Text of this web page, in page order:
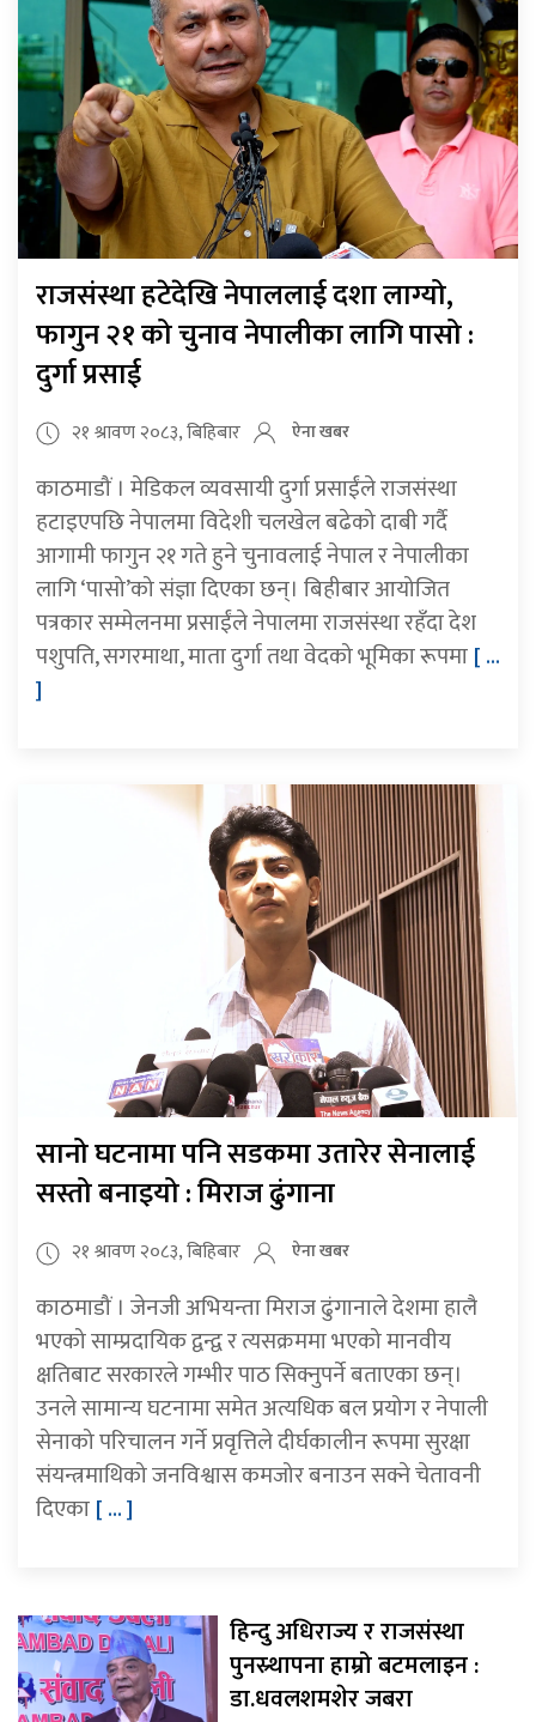
राजसंस्था हटेदेखि नेपाललाई दशा लाग्यो,
फागुन २१ को चुनाव नेपालीका लागि पासो :
दुर्गा प्रसाई
२१ श्रावण २०८३, बिहिबार ऐना खबर
काठमाडौं । मेडिकल व्यवसायी दुर्गा प्रसाईंले राजसंस्था
हटाइएपछि नेपालमा विदेशी चलखेल बढेको दाबी गर्दै
आगामी फागुन २१ गते हुने चुनावलाई नेपाल र नेपालीका
लागि ‘पासो’को संज्ञा दिएका छन्। बिहीबार आयोजित
पत्रकार सम्मेलनमा प्रसाईंले नेपालमा राजसंस्था रहँदा देश
पशुपति, सगरमाथा, माता दुर्गा तथा वेदको भूमिका रूपमा[ ...
]
सानो घटनामा पनि सडकमा उतारेर सेनालाई
सस्तो बनाइयो : मिराज ढुंगाना
२१ श्रावण २०८३, बिहिबार ऐना खबर
काठमाडौं । जेनजी अभियन्ता मिराज ढुंगानाले देशमा हालै
भएको साम्प्रदायिक द्वन्द्व र त्यसक्रममा भएको मानवीय
क्षतिबाट सरकारले गम्भीर पाठ सिक्नुपर्ने बताएका छन्।
उनले सामान्य घटनामा समेत अत्यधिक बल प्रयोग र नेपाली
सेनाको परिचालन गर्ने प्रवृत्तिले दीर्घकालीन रूपमा सुरक्षा
संयन्त्रमाथिको जनविश्वास कमजोर बनाउन सक्ने चेतावनी
दिएका[ ... ]
हिन्दु अधिराज्य र राजसंस्था
पुनस्र्थापना हाम्रो बटमलाइन :
डा.धवलशमशेर जबरा